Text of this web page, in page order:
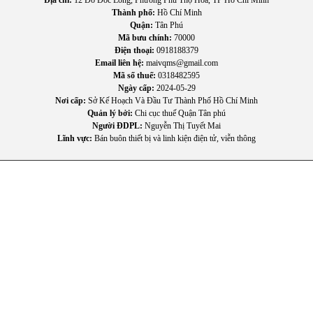
3. Loa có đi kèm micro không dây không?
Có, sản phẩm tặng kèm 2 micro không dây chất lượng
4. Loa có kết nối được với tivi không?
Có, nhờ cổng HDMI hoặc Optical, bạn có thể kết nối
trực tiếp với tivi.
Thành phố: Hồ Chí Minh
Quận: Tân Phú
Mã bưu chính: 70000
Điện thoại: 0918188379
Email liên hệ: maivqms@gmail.com
Mã số thuế: 0318482595
Ngày cấp: 2024-05-29
Nơi cấp: Sở Kế Hoạch Và Đầu Tư Thành Phố Hồ Chí Minh
Quản lý bởi: Chi cục thuế Quận Tân phú
Người ĐDPL: Nguyễn Thị Tuyết Mai
Lĩnh vực: Bán buôn thiết bị và linh kiện điện tử, viễn thông